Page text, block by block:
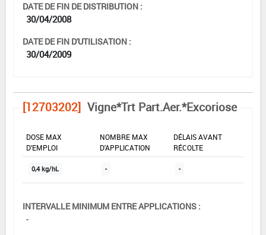
DATE DE FIN DE DISTRIBUTION :
30/04/2008
DATE DE FIN D'UTILISATION :
30/04/2009
[12703202] Vigne*Trt Part.Aer.*Excoriose
DOSE MAX
D'EMPLOI
NOMBRE MAX
D'APPLICATION
DÉLAIS AVANT
RÉCOLTE
0,4 kg/hL - -
INTERVALLE MINIMUM ENTRE APPLICATIONS :
-